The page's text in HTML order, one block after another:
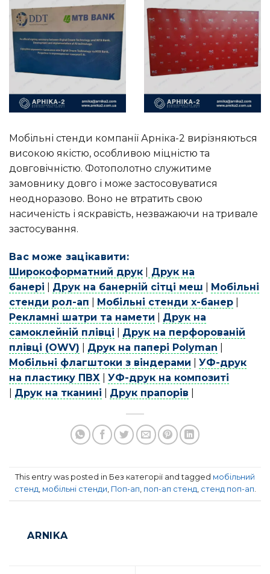
Мобільні стенди компанії Арніка-2 вирізняються
високою якістю, особливою міцністю та
довговічністю. Фотополотно служитиме
замовнику довго і може застосовуватися
неодноразово. Воно не втратить свою
насиченість і яскравість, незважаючи на тривале
застосування.
Вас може зацікавити:
Широкоформатний друк
Друк на
банері
Друк на банерній сітці меш
Мобільні
стенди рол-ап
Мобільні стенди х-банер
Рекламні шатри та намети
Друк на
самоклейній плівці
Друк на перфорованій
плівці (OWV)
Друк на папері Polyman
Мобільні флагштоки з віндерами
УФ-друк
на пластику ПВХ
УФ-друк на композиті
Друк на тканині Друк прапорів
This entry was posted in Без категорії and tagged мобільний
стенд, мобільні стенди, Поп-ап, поп-ап стенд, стенд поп-ап.
ARNIKA